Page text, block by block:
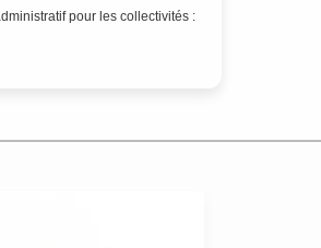
pour les collectivités :